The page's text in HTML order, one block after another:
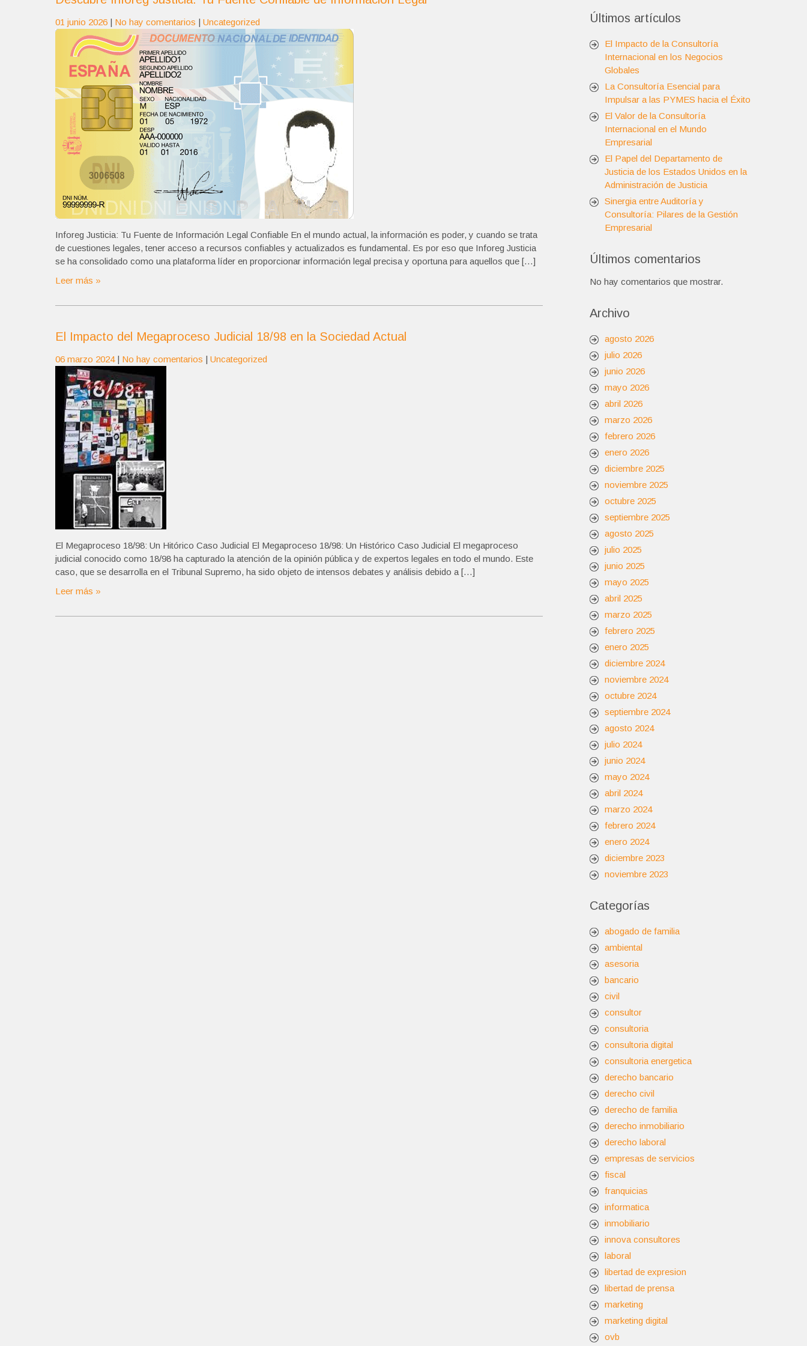
01 junio 2026 | No hay comentarios | Uncategorized
Inforeg Justicia: Tu Fuente de Información Legal Confiable En el mundo actual, la información es poder, y cuando se trata
de cuestiones legales, tener acceso a recursos confiables y actualizados es fundamental. Es por eso que Inforeg Justicia
se ha consolidado como una plataforma líder en proporcionar información legal precisa y oportuna para aquellos que […]
Leer más »
El Impacto del Megaproceso Judicial 18/98 en la Sociedad Actual
06 marzo 2024 | No hay comentarios | Uncategorized
El Megaproceso 18/98: Un Hitórico Caso Judicial El Megaproceso 18/98: Un Histórico Caso Judicial El megaproceso
judicial conocido como 18/98 ha capturado la atención de la opinión pública y de expertos legales en todo el mundo. Este
caso, que se desarrolla en el Tribunal Supremo, ha sido objeto de intensos debates y análisis debido a […]
Leer más »
Últimos artículos
El Impacto de la Consultoría
Internacional en los Negocios
Globales
La Consultoría Esencial para
Impulsar a las PYMES hacia el Éxito
El Valor de la Consultoría
Internacional en el Mundo
Empresarial
El Papel del Departamento de
Justicia de los Estados Unidos en la
Administración de Justicia
Sinergia entre Auditoría y
Consultoría: Pilares de la Gestión
Empresarial
Últimos comentarios
No hay comentarios que mostrar.
Archivo
agosto 2026
julio 2026
junio 2026
mayo 2026
abril 2026
marzo 2026
febrero 2026
enero 2026
diciembre 2025
noviembre 2025
octubre 2025
septiembre 2025
agosto 2025
julio 2025
junio 2025
mayo 2025
abril 2025
marzo 2025
febrero 2025
enero 2025
diciembre 2024
noviembre 2024
octubre 2024
septiembre 2024
agosto 2024
julio 2024
junio 2024
mayo 2024
abril 2024
marzo 2024
febrero 2024
enero 2024
diciembre 2023
noviembre 2023
Categorías
abogado de familia
ambiental
asesoria
bancario
civil
consultor
consultoria
consultoria digital
consultoria energetica
derecho bancario
derecho civil
derecho de familia
derecho inmobiliario
derecho laboral
empresas de servicios
fiscal
franquicias
informatica
inmobiliario
innova consultores
laboral
libertad de expresion
libertad de prensa
marketing
marketing digital
ovb